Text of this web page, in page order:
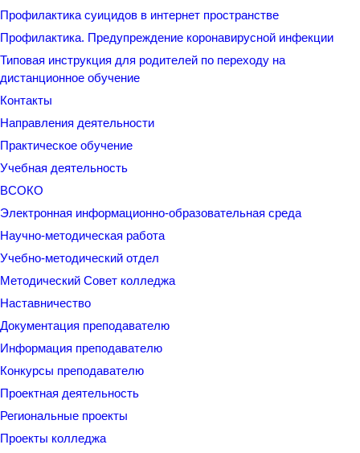
Профилактика суицидов в интернет пространстве
Профилактика. Предупреждение коронавирусной инфекции
Типовая инструкция для родителей по переходу на
дистанционное обучение
Контакты
Направления деятельности
Практическое обучение
Учебная деятельность
ВСОКО
Электронная информационно-образовательная среда
Научно-методическая работа
Учебно-методический отдел
Методический Совет колледжа
Наставничество
Документация преподавателю
Информация преподавателю
Конкурсы преподавателю
Проектная деятельность
Региональные проекты
Проекты колледжа